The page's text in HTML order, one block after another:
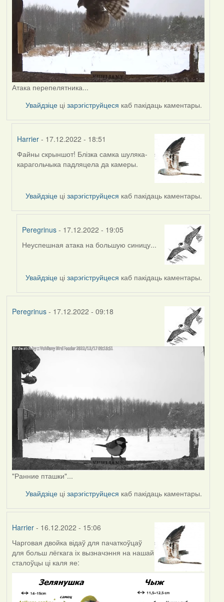
Атака перепелятника...
Увайдзіце цізарэгіструйцеся каб пакідаць каментары.
Harrier - 17.12.2022 - 18:51
In
reply
Peregrinus
Файны скрыншот! Блізка самка шуляка-
карагольчыка падляцела да камеры.
Увайдзіце цізарэгіструйцеся каб пакідаць каментары.
Peregrinus - 17.12.2022 - 19:05
In
by
Неуспешная атака на большую синицу...
Увайдзіце цізарэгіструйцеся каб пакідаць каментары.
Peregrinus- 17.12.2022 - 09:18
"Ранние пташки"...
Увайдзіце цізарэгіструйцеся каб пакідаць каментары.
Harrier- 16.12.2022 - 15:06
Чарговая двойка відаў для пачаткоўцаў
для больш лёгкага іх вызначэння на нашай
сталоўцы ці каля яе: